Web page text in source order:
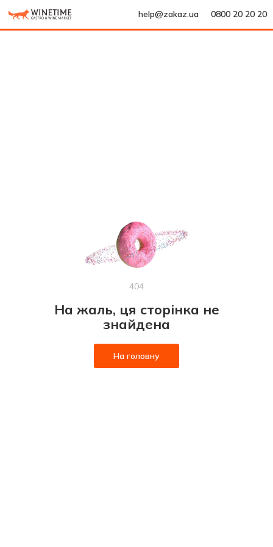
help@zakaz.ua 0800 20 20 20
404
На жаль, ця сторінка не
знайдена
На головну